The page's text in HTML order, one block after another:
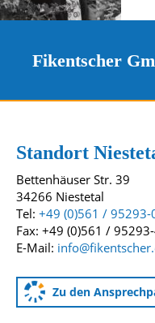
Fikentscher
Standort
Bettenhäuser Str. 39
34266 Niestetal
Tel: +49 (0)561 / 95293-
Fax: +49 (0)561 /
E-Mail:
Zu den